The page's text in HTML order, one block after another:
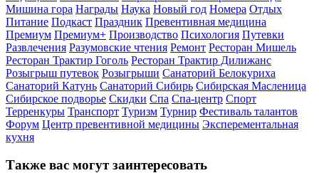
Мишина гора Награды Наука Новый год Номера Отдых
Питание Подкаст Праздник Превентивная медицина
Премиум Премиум+ Производство Психология Путевки
Развлечения Разумовские чтения Ремонт Ресторан Мишель
Ресторан Трактир Гоголь Ресторан Трактир Дилижанс
Розыгрыш путевок Розыгрыши Санаторий Белокуриха
Санаторий Катунь Санаторий Сибирь Сибирская Масленица
Сибирское подворье Скидки Спа Спа-центр Спорт
Терренкуры Транспорт Туризм Турнир Фестиваль талантов
Форум Центр превентивной медицины Эксперементальная
кухня
Также вас могут заинтересовать